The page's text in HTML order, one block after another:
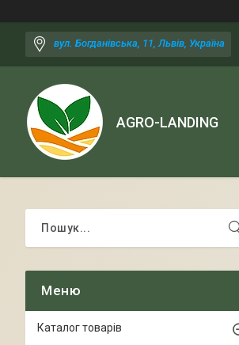
вул. Богданівська, 11, Львів, Україна
AGRO-LANDING
Каталог товарів